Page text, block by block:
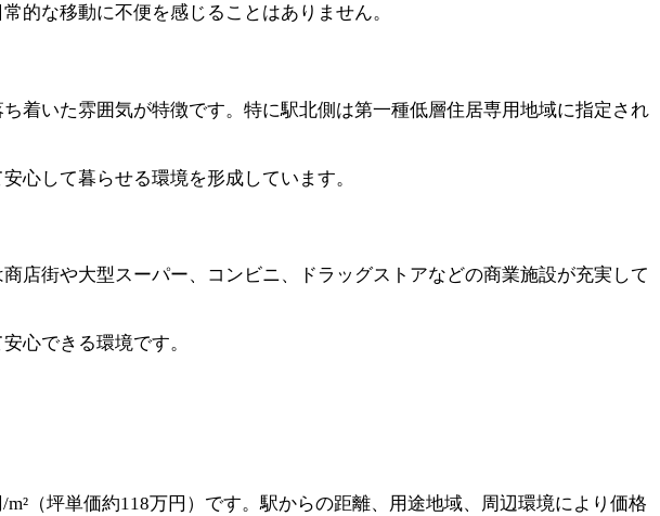
的な移動に不便を感じることはありません。
着いた雰囲気が特徴です。特に駅北側は第一種低層住居専用地域に指定され
心して暮らせる環境を形成しています。
店街や大型スーパー、コンビニ、ドラッグストアなどの商業施設が充実して
心できる環境です。
（坪単価約118万円）です。駅からの距離、用途地域、周辺環境により価格